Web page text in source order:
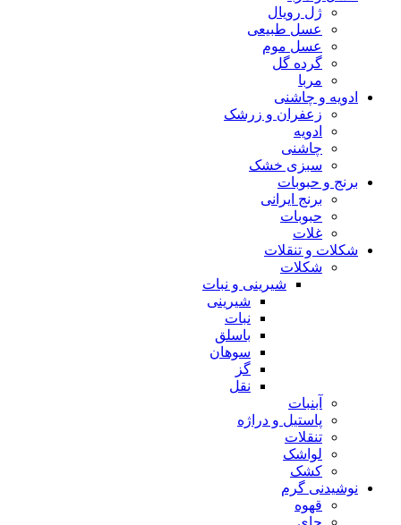
ژل رویال
عسل طبیعی
عسل موم
گرده گل
مربا
ادویه و چاشنی
زعفران و زرشک
ادویه
چاشنی
سبزی خشک
برنج و حبوبات
برنج ایرانی
حبوبات
غلات
شکلات و تنقلات
شکلات
شیرینی و نبات
شیرینی
نبات
باسلق
سوهان
گز
نقل
آبنبات
پاستیل و دراژه
تنقلات
لواشک
کشک
نوشیدنی گرم
قهوه
چای